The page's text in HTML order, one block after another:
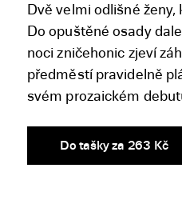
Dvě velmi odlišné
Do opuštěné osady
noci zničehonic zjeví
předměstí pravidelně
svém prozaickém
Do tašky za 263 Kč